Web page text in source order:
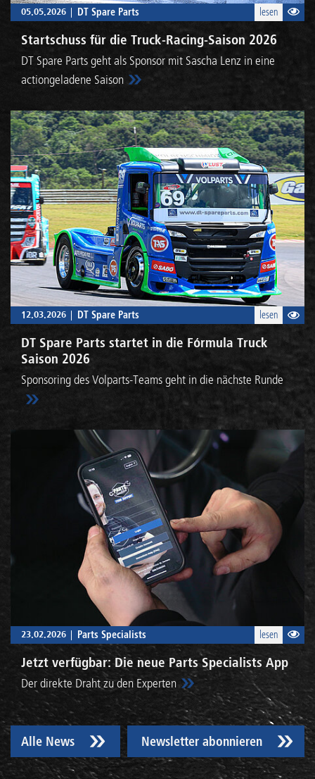
05.05.2026 DT Spare Parts lesen
Startschuss für die Truck-Racing-Saison 2026
DT Spare Parts geht als Sponsor mit Sascha Lenz in eine
actiongeladene Saison
12.03.2026 DT Spare Parts lesen
DT Spare Parts startet in die Fórmula Truck
Saison 2026
Sponsoring des Volparts-Teams geht in die nächste Runde
23.02.2026 Parts Specialists lesen
Jetzt verfügbar: Die neue Parts Specialists App
Der direkte Draht zu den Experten
Alle News Newsletter abonnieren